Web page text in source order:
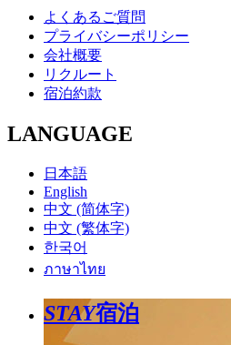
よくあるご質問
プライバシーポリシー
会社概要
リクルート
宿泊約款
LANGUAGE
日本語
English
中文 (简体字)
中文 (繁体字)
한국어
ภาษาไทย
STAY宿泊